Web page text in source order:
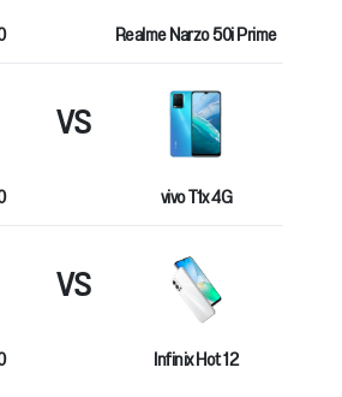
Realme Narzo 50i Prime
VS
vivo T1x 4G
VS
Infinix Hot 12